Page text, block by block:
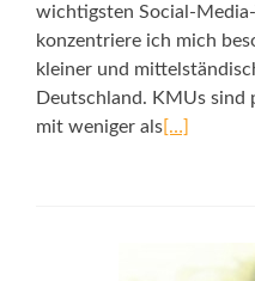
wichtigsten Social-
konzentriere ich mich
kleiner und
Deutschland. KMUs
mit weniger als[…]